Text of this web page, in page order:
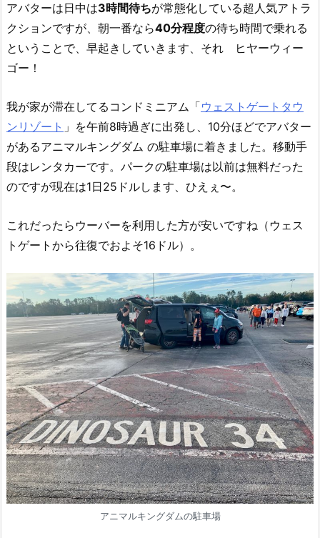
アバターは日中は3時間待ちが常態化している超人気アトラ
クションですが、朝一番なら40分程度の待ち時間で乗れる
ということで、早起きしていきます、それ ヒヤーウィー
ゴー！
我が家が滞在してるコンドミニアム「ウェストゲートタウ
ンリゾート 」を午前8時過ぎに出発し、10分ほどでアバター
があるアニマルキングダム の駐車場に着きました。移動手
段はレンタカーです。パークの駐車場は以前は無料だった
のですが現在は1日25ドルします、ひえぇ〜。
これだったらウーバーを利用した方が安いですね（ウェス
トゲートから往復でおよそ16ドル）。
アニマルキングダムの駐車場